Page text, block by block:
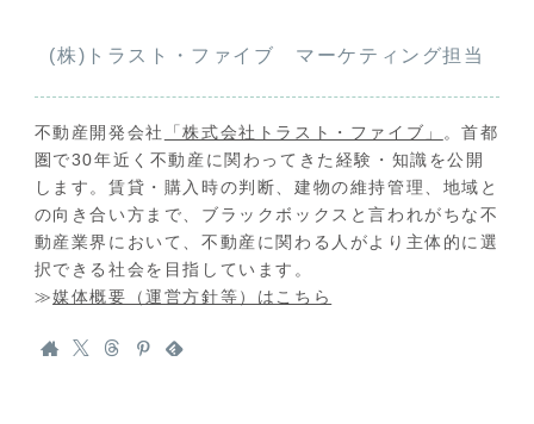
(株)トラスト・ファイブ マーケティング担当
不動産開発会社 「株式会社トラスト・ファイブ」
。首都
圏で30年近く不動産に関わってきた経験・知識を公開
します。賃貸・購入時の判断、建物の維持管理、地域と
の向き合い方まで、ブラックボックスと言われがちな不
動産業界において、不動産に関わる人がより主体的に選
択できる社会を目指しています。
≫媒体概要（運営方針等）はこちら